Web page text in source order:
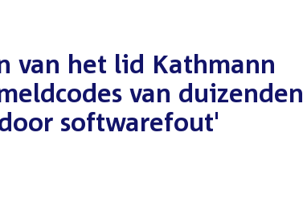
van het lid Kathmann
van duizenden
softwarefout'